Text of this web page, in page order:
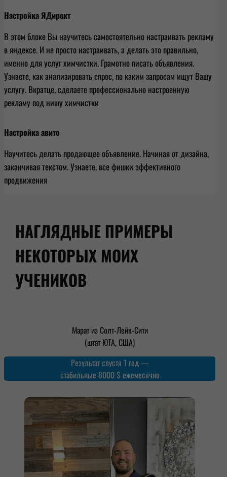
Настройка ЯДирект
В этом блоке Вы научитесь самостоятельно настраивать рекламу
в яндексе. И не просто настраивать, а делать это правильно,
именно для услуг химчистки. Грамотно писать объявления.
Узнаете, как анализировать спрос, по каким запросам ищут Вашу
услугу. Вкратце, сделаете профессионально настроенную
рекламу под нишу химчистки
Настройка авито
Научитесь делать продающее объявление. Начиная от дизайна,
заканчивая текстом. Узнаете, все фишки эффективного
продвижения
НАГЛЯДНЫЕ ПРИМЕРЫ
НЕКОТОРЫХ МОИХ
УЧЕНИКОВ
Марат из Солт-Лейк-Сити
(штат ЮТА, США)
Результат спустя 1 год —
стабильные 8000 $ ежемесячно